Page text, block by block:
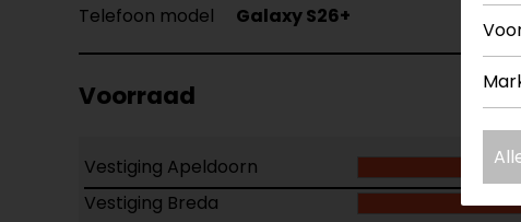
Telefoon model
Galaxy S26+
Voorraad
Vestiging Apeldoorn
Vestiging Breda